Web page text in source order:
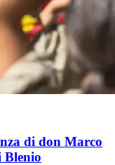
di don Marco
Blenio